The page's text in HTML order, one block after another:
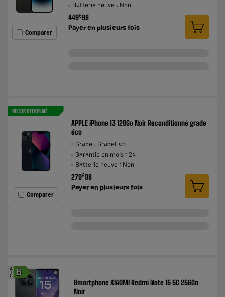
Comparer
Batterie neuve : Non
449€98
Payer en plusieurs fois
RECONDITIONNÉ
Comparer
APPLE iPhone 13 128Go Noir Reconditionné grade
éco
Grade : GradeEco
Garantie en mois : 24
Batterie neuve : Non
279€98
Payer en plusieurs fois
B
A
G
Smartphone XIAOMI Redmi Note 15 5G 256Go
Noir